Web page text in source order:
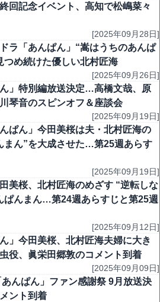
回記念イベント、高知で松嶋菜々
[2025年09月28日]
ラ「あんぱん」“嵩はうちのあんぱ
つめ続けた優しい北村匠海
[2025年09月26日]
」特別編放送決定…高橋文哉、原
琴音のスピンオフ＆座談会
[2025年09月19日]
ぱん」今田美桜は夫・北村匠海の
まん”を大成させた…第25週あらす
[2025年09月19日]
美桜、北村匠海のめざす “逆転しな
ぱんまん…第24週あらすじと第25週
[2025年09月12日]
」今田美桜、北村匠海夫婦に大き
役、眞栄田郷敦のコメント到着
[2025年09月09日]
んぱん」ファン感謝祭 9月放送決
ント到着